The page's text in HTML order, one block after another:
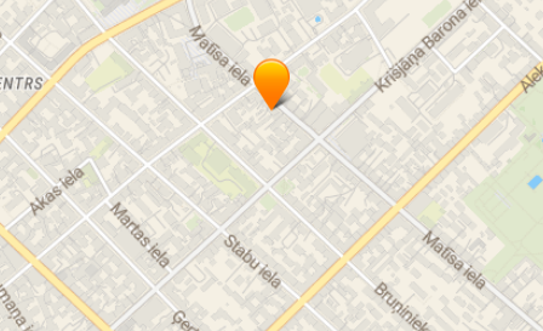
Синтетическая пряжа
Хлопковая пряжа
Мериносовая шерсть